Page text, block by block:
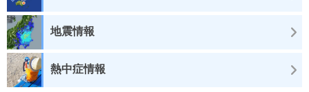
地震情報
熱中症情報